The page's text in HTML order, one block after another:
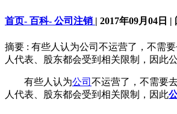
首页- 百科- 公司注销 | 2017年09月04日 |
摘要 : 有些人认为公司不运营了，不需
人代表、股东都会受到相关限制，因此
有些人认为公司 不运营了，不需要
人代表、股东都会受到相关限制，因此